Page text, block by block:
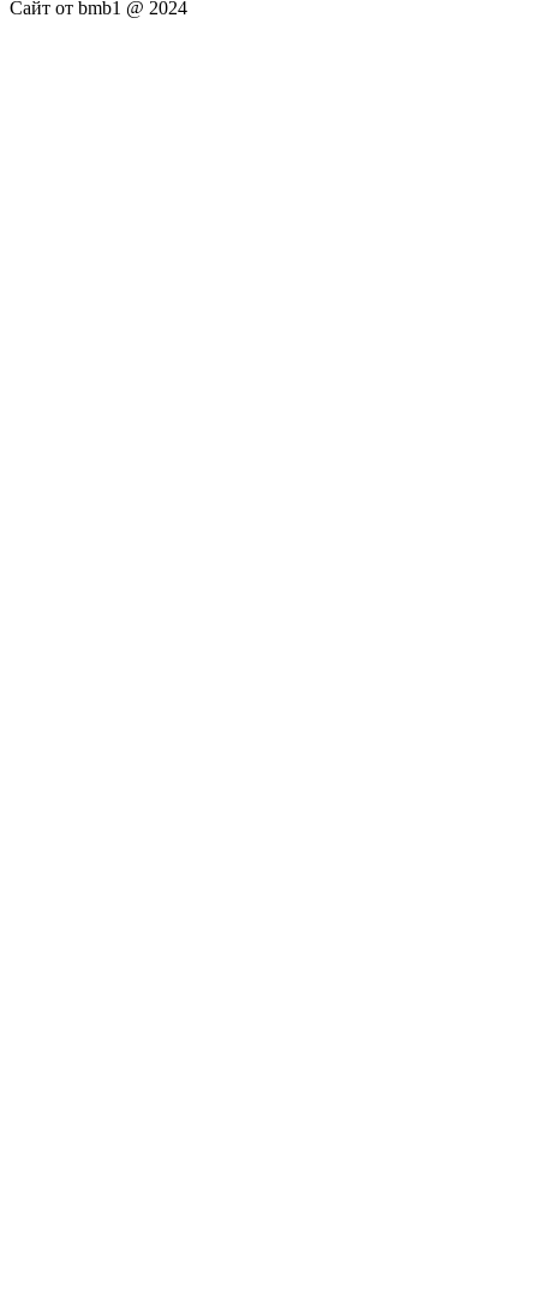
Сайт от bmb1 @ 2024